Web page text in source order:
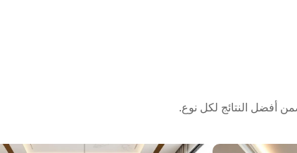
أفضل النتائج لكل نوع.